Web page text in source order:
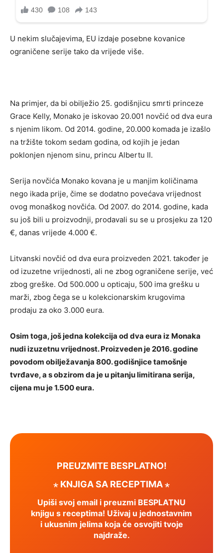
U nekim slučajevima, EU izdaje posebne kovanice
ograničene serije tako da vrijede više.
Na primjer, da bi obilježio 25. godišnjicu smrti princeze
Grace Kelly, Monako je iskovao 20.001 novčić od dva eura
s njenim likom. Od 2014. godine, 20.000 komada je izašlo
na tržište tokom sedam godina, od kojih je jedan
poklonjen njenom sinu, princu Albertu II.
Serija novčića Monako kovana je u manjim količinama
nego ikada prije, čime se dodatno povećava vrijednost
ovog monaškog novčića. Od 2007. do 2014. godine, kada
su još bili u proizvodnji, prodavali su se u prosjeku za 120
€, danas vrijede 4.000 €.
Litvanski novčić od dva eura proizveden 2021. također je
od izuzetne vrijednosti, ali ne zbog ograničene serije, već
zbog greške. Od 500.000 u opticaju, 500 ima grešku u
marži, zbog čega se u kolekcionarskim krugovima
prodaju za oko 3.000 eura.
Osim toga, još jedna kolekcija od dva eura iz Monaka
nudi izuzetnu vrijednost. Proizveden je 2016. godine
povodom obilježavanja 800. godišnjice tamošnje
tvrđave, a s obzirom da je u pitanju limitirana serija,
cijena mu je 1.500 eura.
PREUZMITE BESPLATNO!
⋆ KNJIGA SA RECEPTIMA ⋆
Upiši svoj email i preuzmi BESPLATNU
knjigu s receptima! Uživaj u jednostavnim
i ukusnim jelima koja će osvojiti tvoje
najdraže.